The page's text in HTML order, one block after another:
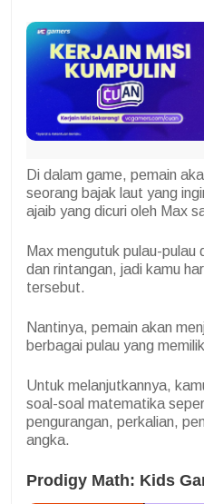
Di dalam game, pemain
seorang bajak laut yang
ajaib yang dicuri oleh Max
Max mengutuk pulau-
dan rintangan, jadi kamu
tersebut.
Nantinya, pemain akan
berbagai pulau yang
Untuk melanjutkannya,
soal-soal matematika
pengurangan, perkalian,
angka.
Prodigy Math: Kids